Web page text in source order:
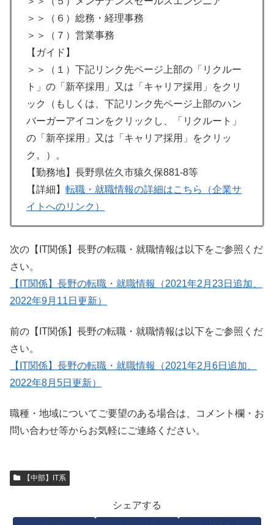
＞＞（６）総務・経理事務
＞＞（７）営業事務
【ガイド】
＞＞（１）下記リンク先ページ上部の「リクルー
ト」の「新卒採用」又は「キャリア採用」をクリ
ック（もしくは、下記リンク先ページ上部のハン
バーガーアイコンをクリックし、「リクルート」
の「新卒採用」又は「キャリア採用」をクリッ
ク。）。
【勤務地】長野県佐久市猿久保881-8等
【詳細】 転職・就職情報の詳細はこちら（企業サ
イトへのリンク）
次の【IT関係】長野の転職・就職情報は以下をご参照くだ
さい。
【IT関係】長野の転職・就職情報（2021年2月23日追加、
2022年9月11日更新）
前の【IT関係】長野の転職・就職情報は以下をご参照くだ
さい。
【IT関係】長野の転職・就職情報（2021年2月6日追加、
2022年8月5日更新）
職種・地域についてご要望のある場合は、コメント欄・お
問い合わせ等からお気軽にご連絡ください。
【中部】IT系
シェアする